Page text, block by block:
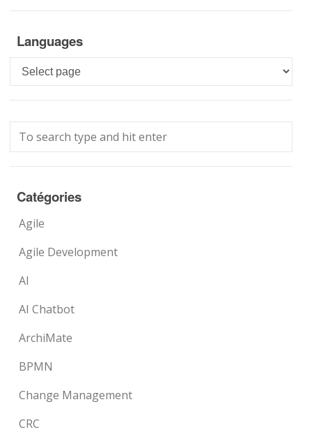
Languages
Languages
Catégories
Agile
Agile Development
AI
AI Chatbot
ArchiMate
BPMN
Change Management
CRC